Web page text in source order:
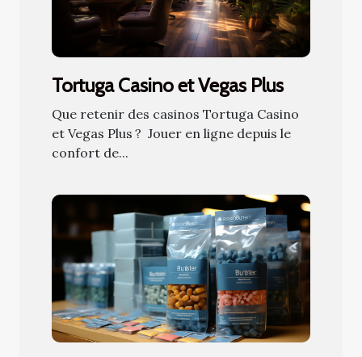
Tortuga Casino et Vegas Plus
Que retenir des casinos Tortuga Casino
et Vegas Plus ? Jouer en ligne depuis le
confort de...